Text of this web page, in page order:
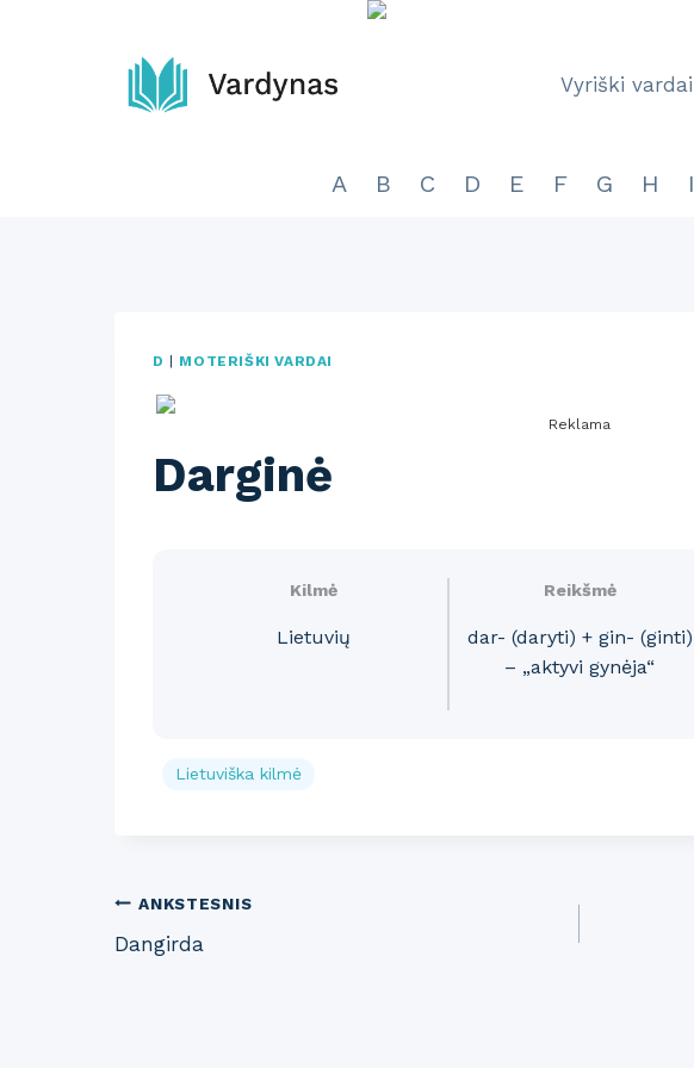
Vyriški vardai
A B C D E F G H I
D MOTERIŠKI VARDAI
Reklama
Darginė
Kilmė
Lietuvių
Reikšmė
dar- (daryti) + gin- (ginti)
– „aktyvi gynėja“
Lietuviška kilmė
Post
navigation
ANKSTESNIS
Dangirda